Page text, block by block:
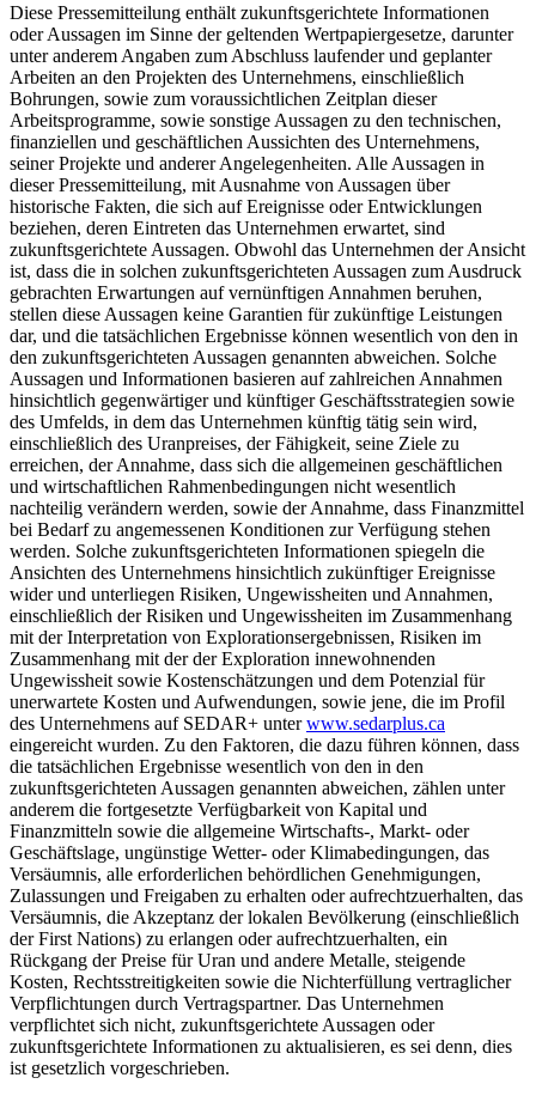
Diese Pressemitteilung enthält zukunftsgerichtete Informationen
oder Aussagen im Sinne der geltenden Wertpapiergesetze, darunter
unter anderem Angaben zum Abschluss laufender und geplanter
Arbeiten an den Projekten des Unternehmens, einschließlich
Bohrungen, sowie zum voraussichtlichen Zeitplan dieser
Arbeitsprogramme, sowie sonstige Aussagen zu den technischen,
finanziellen und geschäftlichen Aussichten des Unternehmens,
seiner Projekte und anderer Angelegenheiten. Alle Aussagen in
dieser Pressemitteilung, mit Ausnahme von Aussagen über
historische Fakten, die sich auf Ereignisse oder Entwicklungen
beziehen, deren Eintreten das Unternehmen erwartet, sind
zukunftsgerichtete Aussagen. Obwohl das Unternehmen der Ansicht
ist, dass die in solchen zukunftsgerichteten Aussagen zum Ausdruck
gebrachten Erwartungen auf vernünftigen Annahmen beruhen,
stellen diese Aussagen keine Garantien für zukünftige Leistungen
dar, und die tatsächlichen Ergebnisse können wesentlich von den in
den zukunftsgerichteten Aussagen genannten abweichen. Solche
Aussagen und Informationen basieren auf zahlreichen Annahmen
hinsichtlich gegenwärtiger und künftiger Geschäftsstrategien sowie
des Umfelds, in dem das Unternehmen künftig tätig sein wird,
einschließlich des Uranpreises, der Fähigkeit, seine Ziele zu
erreichen, der Annahme, dass sich die allgemeinen geschäftlichen
und wirtschaftlichen Rahmenbedingungen nicht wesentlich
nachteilig verändern werden, sowie der Annahme, dass Finanzmittel
bei Bedarf zu angemessenen Konditionen zur Verfügung stehen
werden. Solche zukunftsgerichteten Informationen spiegeln die
Ansichten des Unternehmens hinsichtlich zukünftiger Ereignisse
wider und unterliegen Risiken, Ungewissheiten und Annahmen,
einschließlich der Risiken und Ungewissheiten im Zusammenhang
mit der Interpretation von Explorationsergebnissen, Risiken im
Zusammenhang mit der der Exploration innewohnenden
Ungewissheit sowie Kostenschätzungen und dem Potenzial für
unerwartete Kosten und Aufwendungen, sowie jene, die im Profil
des Unternehmens auf SEDAR+ unterwww.sedarplus.ca
eingereicht wurden. Zu den Faktoren, die dazu führen können, dass
die tatsächlichen Ergebnisse wesentlich von den in den
zukunftsgerichteten Aussagen genannten abweichen, zählen unter
anderem die fortgesetzte Verfügbarkeit von Kapital und
Finanzmitteln sowie die allgemeine Wirtschafts-, Markt- oder
Geschäftslage, ungünstige Wetter- oder Klimabedingungen, das
Versäumnis, alle erforderlichen behördlichen Genehmigungen,
Zulassungen und Freigaben zu erhalten oder aufrechtzuerhalten, das
Versäumnis, die Akzeptanz der lokalen Bevölkerung (einschließlich
der First Nations) zu erlangen oder aufrechtzuerhalten, ein
Rückgang der Preise für Uran und andere Metalle, steigende
Kosten, Rechtsstreitigkeiten sowie die Nichterfüllung vertraglicher
Verpflichtungen durch Vertragspartner. Das Unternehmen
verpflichtet sich nicht, zukunftsgerichtete Aussagen oder
zukunftsgerichtete Informationen zu aktualisieren, es sei denn, dies
ist gesetzlich vorgeschrieben.